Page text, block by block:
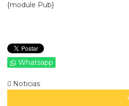
{module Pub}
Whatsapp
Noticias